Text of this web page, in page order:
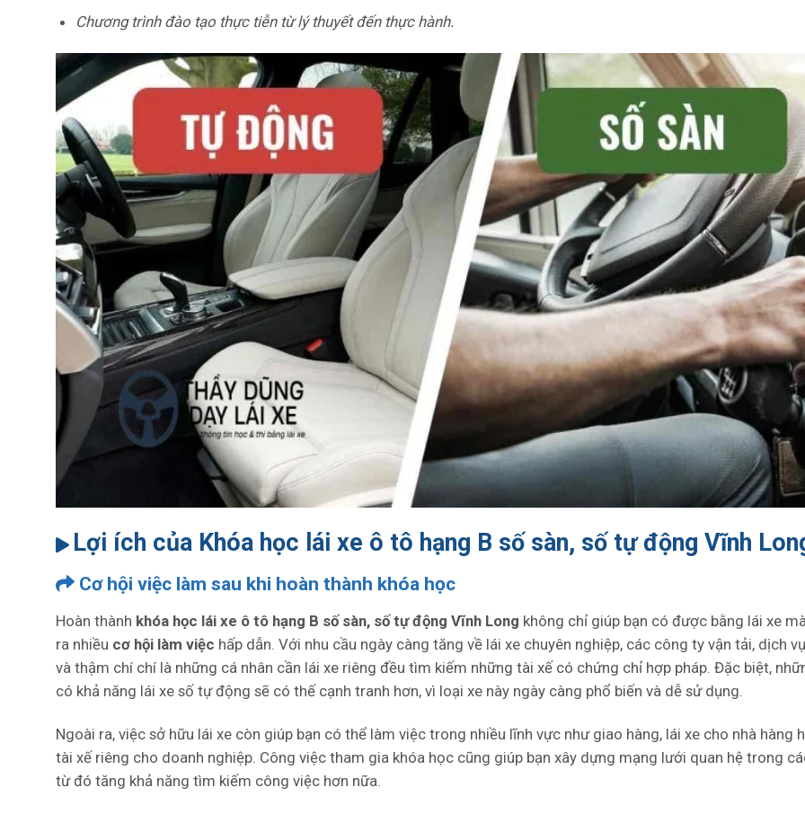
Chương trình đào tạo thực tiễn từ lý thuyết đến thực hành.
Lợi ích của Khóa học lái xe ô tô hạng B số sàn, số tự động Vĩnh
Cơ hội việc làm sau khi hoàn thành khóa học
Hoàn thành khóa học lái xe ô tô hạng B số sàn, số tự động Vĩnh Long không chỉ giúp bạn có được bằng lái xe
ra nhiều cơ hội làm việc hấp dẫn. Với nhu cầu ngày càng tăng về lái xe chuyên nghiệp, các công ty vận tải, dịch
và thậm chí chí là những cá nhân cần lái xe riêng đều tìm kiếm những tài xế có chứng chỉ hợp pháp. Đặc biệt,
có khả năng lái xe số tự động sẽ có thế cạnh tranh hơn, vì loại xe này ngày càng phổ biến và dễ sử dụng.
Ngoài ra, việc sở hữu lái xe còn giúp bạn có thể làm việc trong nhiều lĩnh vực như giao hàng, lái xe cho nhà hàng
tài xế riêng cho doanh nghiệp. Công việc tham gia khóa học cũng giúp bạn xây dựng mạng lưới quan hệ trong
từ đó tăng khả năng tìm kiếm công việc hơn nữa.